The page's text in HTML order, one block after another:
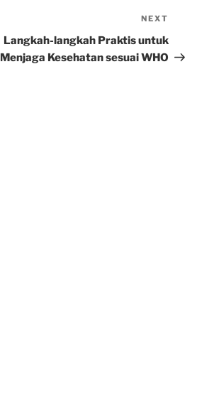
Post
NEXT
Langkah-langkah Praktis untuk
Menjaga Kesehatan sesuai WHO